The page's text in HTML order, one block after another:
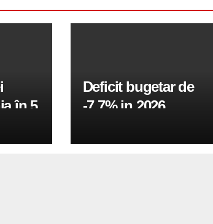
în 5
Deficit bugetar de
-7,7% in 2026,
fiind de 6%